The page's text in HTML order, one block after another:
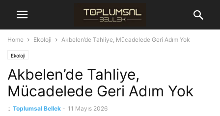
Home Ekoloji Akbelen’de Tahliye, Mücadelede Geri Adım Yok
Ekoloji
Akbelen’de Tahliye,
Mücadelede Geri Adım Yok
:: Toplumsal Bellek - 11 Mayıs 2026